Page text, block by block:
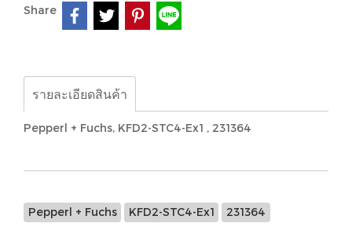
Share
รายละเอียดสินค้า
Pepperl + Fuchs, KFD2-STC4-Ex1 , 231364
Pepperl + Fuchs KFD2-STC4-Ex1 231364